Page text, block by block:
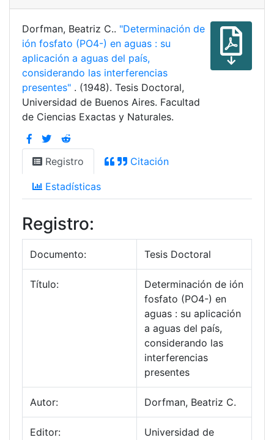
Dorfman, Beatriz C.. "Determinación de
ión fosfato (PO4-) en aguas : su
aplicación a aguas del país,
considerando las interferencias
presentes" . (1948). Tesis Doctoral,
Universidad de Buenos Aires. Facultad
de Ciencias Exactas y Naturales.
Registro Citación
Estadísticas
Registro:
Documento: Tesis Doctoral
Título:
Determinación de ión
fosfato (PO4-) en
aguas : su aplicación
a aguas del país,
considerando las
interferencias
presentes
Autor: Dorfman, Beatriz C.
Editor:
Universidad de